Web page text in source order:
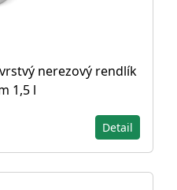
nerezový rendlík
1,5 l
Detail